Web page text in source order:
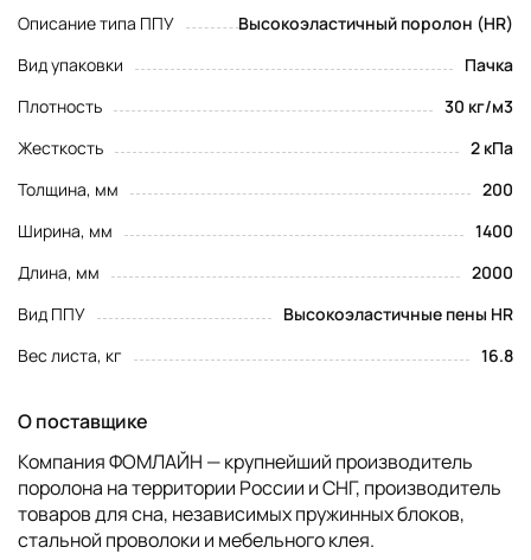
Описание типа ППУ
Высокоэластичный поролон (HR)
Вид упаковки
Пачка
Плотность
30 кг/м3
Жесткость
2 кПа
Толщина, мм
200
Ширина, мм
1400
Длина, мм
2000
Вид ППУ
Высокоэластичные пены HR
Вес листа, кг
16.8
О поставщике
Компания ФОМЛАЙН — крупнейший производитель
поролона на территории России и СНГ, производитель
товаров для сна, независимых пружинных блоков,
стальной проволоки и мебельного клея.